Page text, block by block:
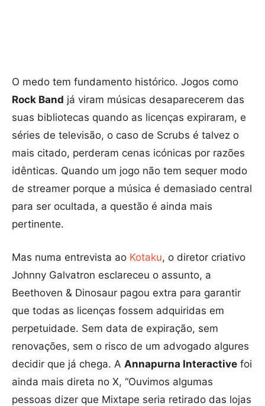
O medo tem fundamento histórico. Jogos como
Rock Band já viram músicas desaparecerem das
suas bibliotecas quando as licenças expiraram, e
séries de televisão, o caso de Scrubs é talvez o
mais citado, perderam cenas icónicas por razões
idênticas. Quando um jogo não tem sequer modo
de streamer porque a música é demasiado central
para ser ocultada, a questão é ainda mais
pertinente.
Mas numa entrevista ao Kotaku, o diretor criativo
Johnny Galvatron esclareceu o assunto, a
Beethoven & Dinosaur pagou extra para garantir
que todas as licenças fossem adquiridas em
perpetuidade. Sem data de expiração, sem
renovações, sem o risco de um advogado algures
decidir que já chega. A Annapurna Interactive foi
ainda mais direta no X, “Ouvimos algumas
pessoas dizer que Mixtape seria retirado das lojas